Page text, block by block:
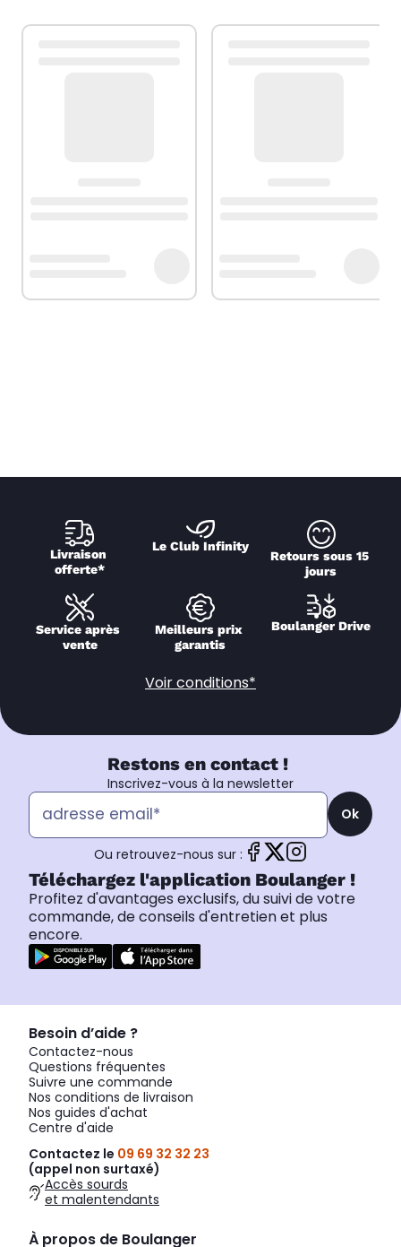
Livraison
offerte*
Le Club Infinity
Retours sous 15
jours
Service après
vente
Meilleurs prix
garantis
Boulanger Drive
Voir conditions*
Restons en contact !
Inscrivez-vous à la newsletter
Ok
Ou retrouvez-nous sur :
Téléchargez l'application Boulanger !
Profitez d'avantages exclusifs, du suivi de votre
commande, de conseils d'entretien et plus
encore.
Besoin d’aide ?
Contactez-nous
Questions fréquentes
Suivre une commande
Nos conditions de livraison
Nos guides d'achat
Centre d'aide
Contactez le 09 69 32 32 23
(appel non surtaxé)
Accès sourds
et malentendants
À propos de Boulanger